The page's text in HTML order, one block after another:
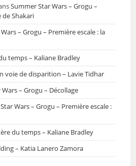
Summer Star Wars – Grogu –
de Shakari
– Grogu – Première escale : la
temps – Kaliane Bradley
voie de disparition – Lavie Tidhar
– Grogu – Décollage
Wars – Grogu – Première escale :
du temps – Kaliane Bradley
– Katia Lanero Zamora